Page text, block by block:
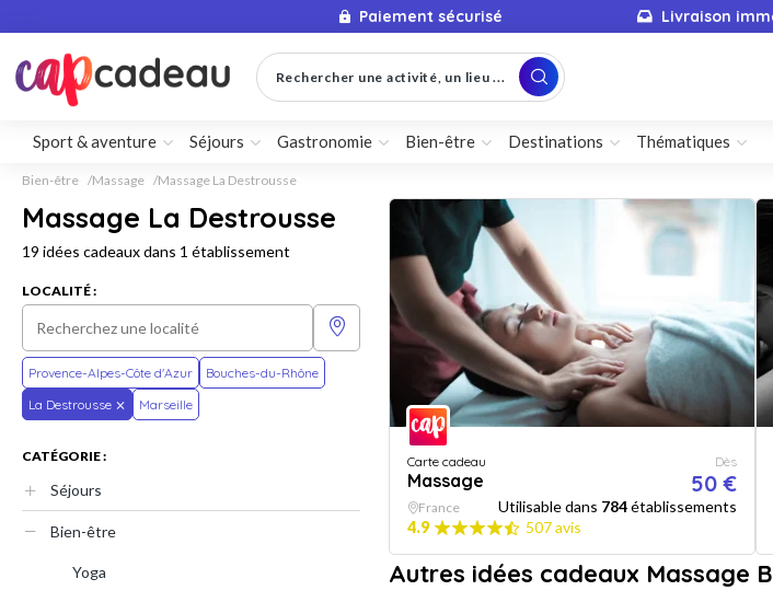
Paiement sécurisé Livraison
Rechercher une activité, un lieu ...
Sport & aventure Séjours Gastronomie Bien-être Destinations Thématiques
Bien-être Massage Massage La Destrousse
Massage La Destrousse
19 idées cadeaux dans 1 établissement
LOCALITÉ :
Provence-Alpes-Côte d'Azur
Bouches-du-Rhône
La Destrousse
Marseille
CATÉGORIE :
Séjours
Bien-être
Yoga
Carte cadeau
Massage
Dès
50 €
France Utilisable dans 784établissements
4.9
507 avis
Autres idées cadeaux Massage